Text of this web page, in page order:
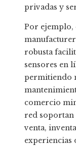
privadas y
Por ejemplo,
robusta
sensores en
permitiendo
comercio
red soportan
venta,
experiencias